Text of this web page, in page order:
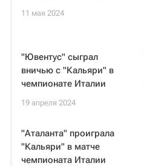
11 мая 2024
"Ювентус" сыграл
вничью с "Кальяри" в
чемпионате Италии
19 апреля 2024
"Аталанта" проиграла
"Кальяри" в матче
чемпионата Италии